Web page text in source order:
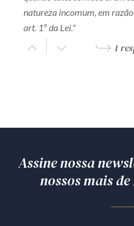
natureza incomum, em
art. 1º da Lei."
1
Assine nossa
nossos mais